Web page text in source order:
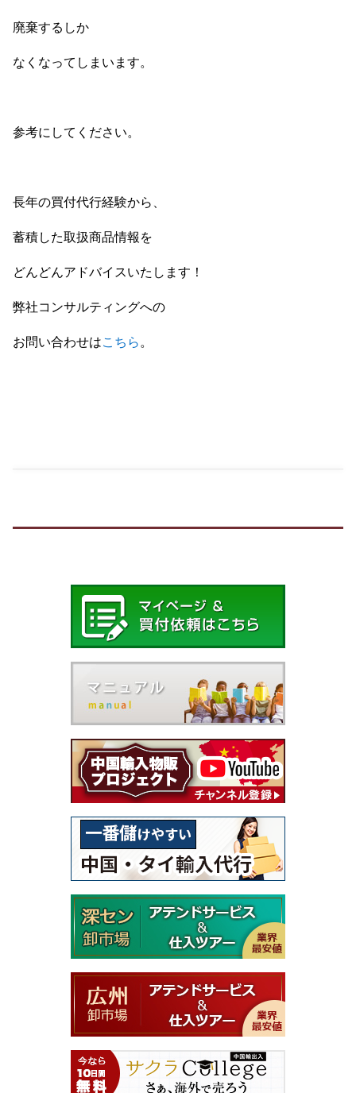
廃棄するしか
なくなってしまいます。
参考にしてください。
長年の買付代行経験から、
蓄積した取扱商品情報を
どんどんアドバイスいたします！
弊社コンサルティングへの
お問い合わせはこちら 。